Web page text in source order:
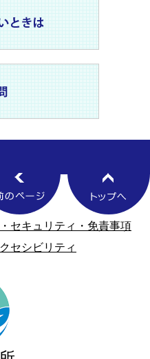
セキュリティ・免責事項
セシビリティ